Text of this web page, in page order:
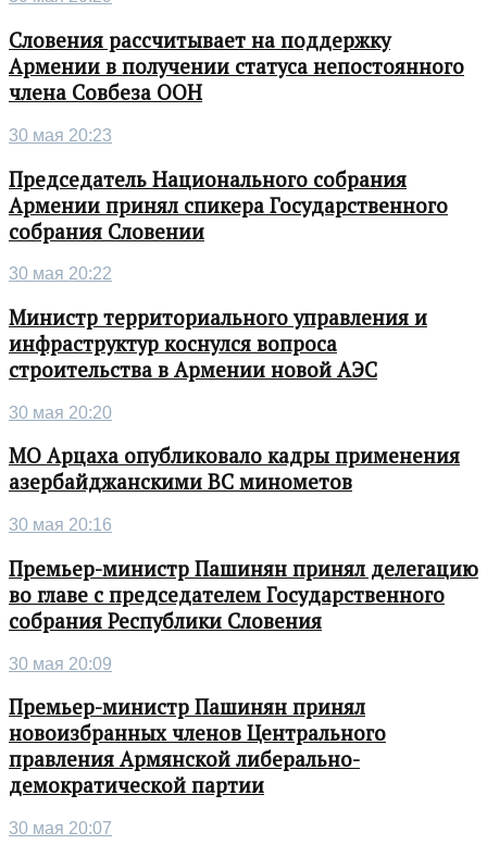
Словения рассчитывает на поддержку
Армении в получении статуса непостоянного
члена Совбеза ООН
30 мая 20:23
Председатель Национального собрания
Армении принял спикера Государственного
собрания Словении
30 мая 20:22
Министр территориального управления и
инфраструктур коснулся вопроса
строительства в Армении новой АЭС
30 мая 20:20
МО Арцаха опубликовало кадры применения
азербайджанскими ВС минометов
30 мая 20:16
Премьер-министр Пашинян принял делегацию
во главе с председателем Государственного
собрания Республики Словения
30 мая 20:09
Премьер-министр Пашинян принял
новоизбранных членов Центрального
правления Армянской либерально-
демократической партии
30 мая 20:07